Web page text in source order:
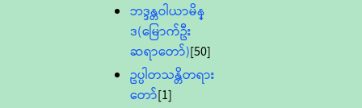
ဘဒ္ဒန္တဝါယာမိန္
ဒ(မြောက်ဦး
ဆရာတော်)[50]
ဥပ္ပါတသန္တိတရား
တော်[1]